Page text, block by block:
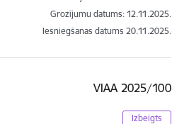
Grozījumu datums: 12.11.2025.
Iesniegšanas datums 20.11.2025.
VIAA 2025/100
Izbeigts